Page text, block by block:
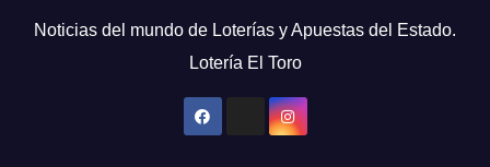
Noticias del mundo de Loterías y Apuestas del Estado.
Lotería El Toro